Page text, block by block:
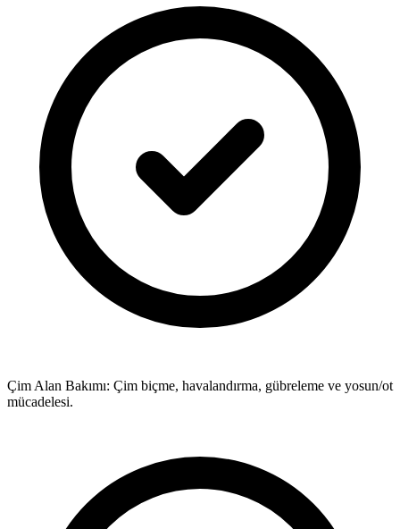
Çim Alan Bakımı: Çim biçme, havalandırma, gübreleme ve yosun/ot
mücadelesi.